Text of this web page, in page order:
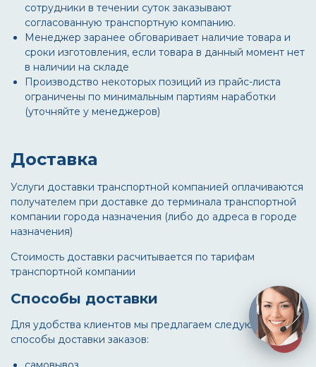
сотрудники в течении суток заказывают
согласованную транспортную компанию.
Менеджер заранее обговаривает наличие товара и
сроки изготовления, если товара в данный момент нет
в наличии на складе
Производство некоторых позиций из прайс-листа
ограничены по минимальным партиям наработки
(уточняйте у менеджеров)
Доставка
Услуги доставки транспортной компанией оплачиваются
получателем при доставке до терминала транспортной
компании города назначения (либо до адреса в городе
назначения)
Стоимость доставки расчитывается по тарифам
транспортной компании
Способы доставки
Для удобства клиентов мы предлагаем следующие
способы доставки заказов: